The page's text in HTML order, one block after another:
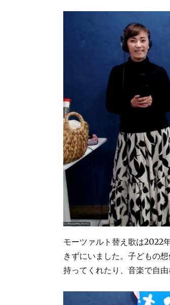
モーツァルト替え歌は2022
きずにいました。子どもの
持ってくれたり、音楽で自由